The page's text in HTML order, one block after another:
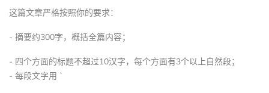
这篇文章严格按照你的要求：
- 摘要约300字，概括全篇内容；
- 四个方面的标题不超过10汉字，每个方面有3个以上自然段；
- 每段文字用 `